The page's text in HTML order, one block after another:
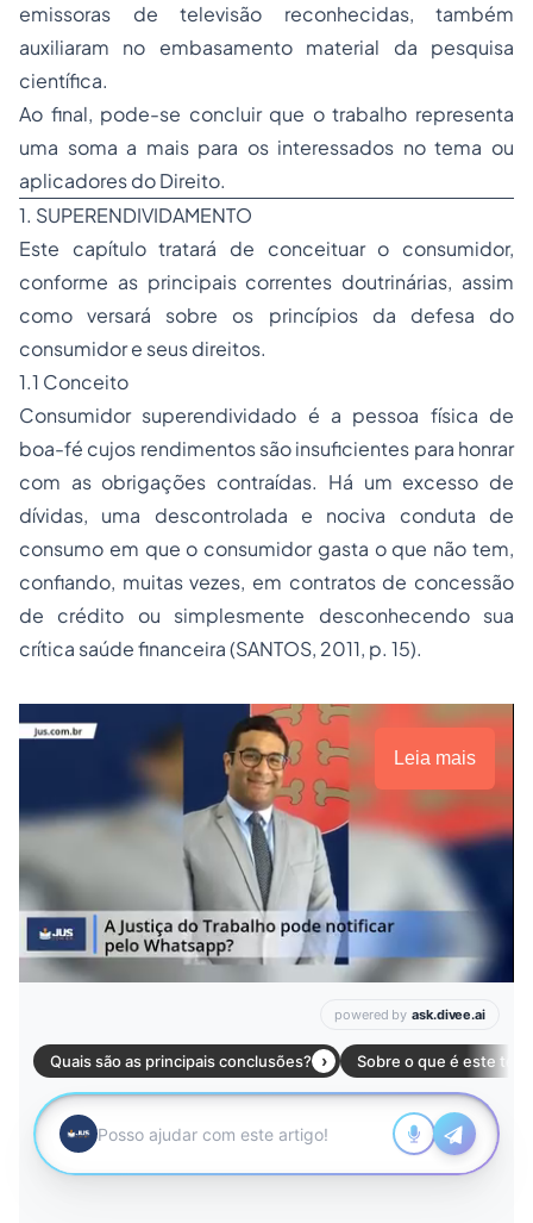
emissoras de televisão reconhecidas, também
auxiliaram no embasamento material da pesquisa
científica.
Ao final, pode-se concluir que o trabalho representa
uma soma a mais para os interessados no tema ou
aplicadores do Direito.
1. SUPERENDIVIDAMENTO
Este capítulo tratará de conceituar o consumidor,
conforme as principais correntes doutrinárias, assim
como versará sobre os princípios da defesa do
consumidor e seus direitos.
1.1 Conceito
Consumidor superendividado é a pessoa física de
boa-fé cujos rendimentos são insuficientes para honrar
com as obrigações contraídas. Há um excesso de
dívidas, uma descontrolada e nociva conduta de
consumo em que o consumidor gasta o que não tem,
confiando, muitas vezes, em contratos de concessão
de crédito ou simplesmente desconhecendo sua
crítica saúde financeira (SANTOS, 2011, p. 15).
Leia mais